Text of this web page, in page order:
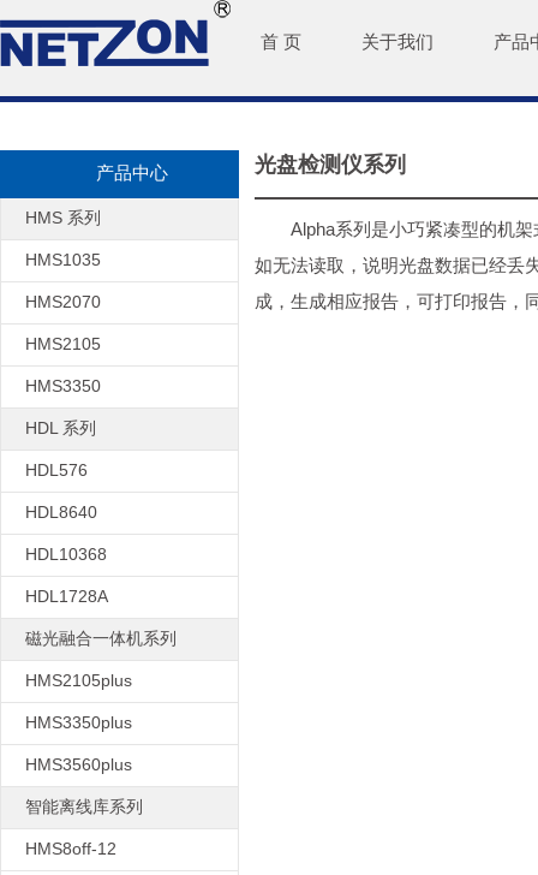
首 页 关于我们 产品
产品中心
HMS 系列
HMS1035
HMS2070
HMS2105
HMS3350
HDL 系列
HDL576
HDL8640
HDL10368
HDL1728A
磁光融合一体机系列
HMS2105plus
HMS3350plus
HMS3560plus
智能离线库系列
HMS8off-12
光盘检测仪系列
Alpha系列是小巧紧凑型的机
如无法读取，说明光盘数据已经丢
成，生成相应报告，可打印报告，